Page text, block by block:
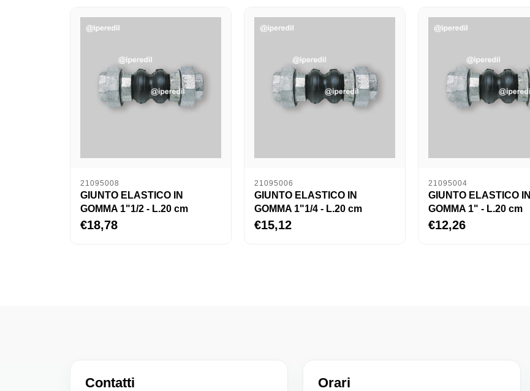
21095008
GIUNTO ELASTICO IN
GOMMA 1"1/2 - L.20 cm
€18,78
21095006
GIUNTO ELASTICO IN
GOMMA 1"1/4 - L.20 cm
€15,12
21095004
GIUNTO ELASTICO IN
GOMMA 1" - L.20 cm
€12,26
Contatti Orari